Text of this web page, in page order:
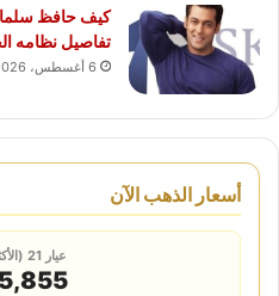
تفاصيل نظامه
6 أغسطس، 2026
أسعار الذهب الآن
عيار 21 (الأكثر مبيعاً)
5,855 ج.م